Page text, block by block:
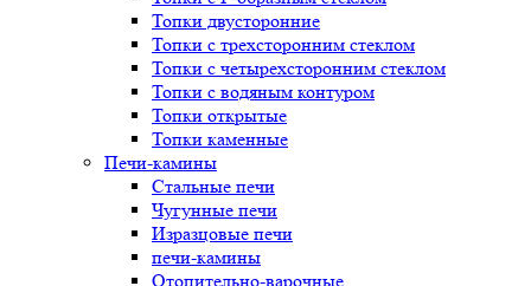
Топки двусторонние
Топки с трехсторонним стеклом
Топки с четырехсторонним стеклом
Топки с водяным контуром
Топки открытые
Топки каменные
Печи-камины
Стальные печи
Чугунные печи
Изразцовые печи
печи-камины
Отопительно-варочные